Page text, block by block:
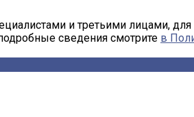
и третьими лицами,
сведения смотрите в